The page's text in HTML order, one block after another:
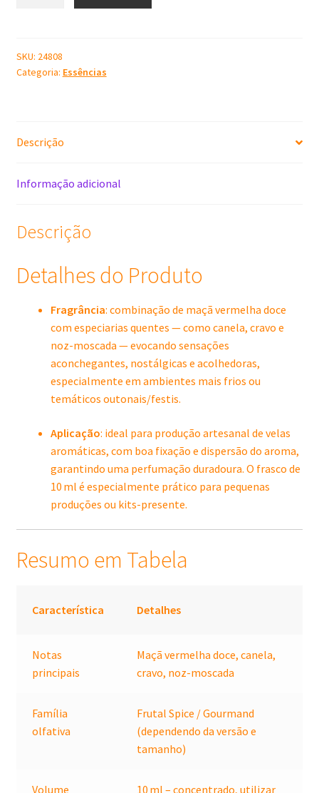
Oil
Para
quantidade
SKU: 24808
Categoria: Essências
Descrição
Informação adicional
Descrição
Detalhes do Produto
Fragrância: combinação de maçã vermelha doce
com especiarias quentes — como canela, cravo e
noz-moscada — evocando sensações
aconchegantes, nostálgicas e acolhedoras,
especialmente em ambientes mais frios ou
temáticos outonais/festis.
Aplicação: ideal para produção artesanal de velas
aromáticas, com boa fixação e dispersão do aroma,
garantindo uma perfumação duradoura. O frasco de
10 ml é especialmente prático para pequenas
produções ou kits-presente.
Resumo em Tabela
Característica Detalhes
Notas
principais
Maçã vermelha doce, canela,
cravo, noz-moscada
Família
olfativa
Frutal Spice / Gourmand
(dependendo da versão e
tamanho)
Volume 10 ml – concentrado, utilizar